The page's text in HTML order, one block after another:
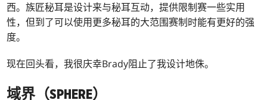
西。族匠秘耳是设计来与秘耳互动，提供限制赛一些实用
性，但到了可以使用更多秘耳的大范围赛制时能有更好的强
度。
现在回头看，我很庆幸Brady阻止了我设计地侏。
域界（SPHERE）